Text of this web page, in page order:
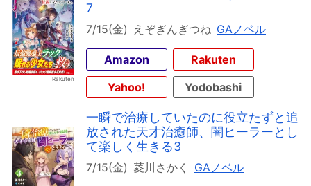
7
7/15(金) えぞぎんぎつね GAノベル
Amazon
Rakuten
Yahoo!
Yodobashi
一瞬で治療していたのに役立たずと追
放された天才治癒師、闇ヒーラーとし
て楽しく生きる3
7/15(金) 菱川さかく GAノベル